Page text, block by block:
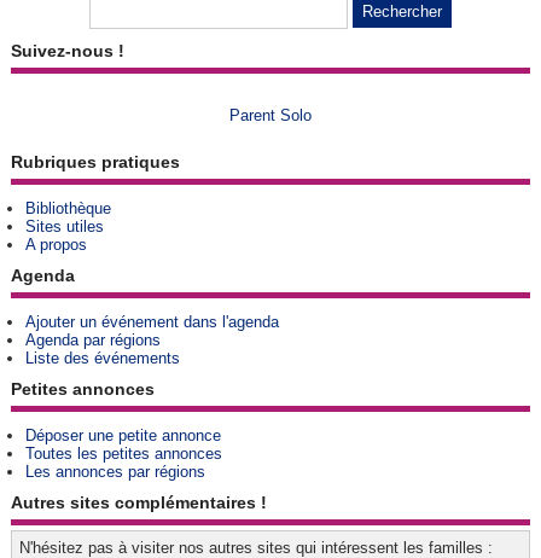
Suivez-nous !
Parent Solo
Rubriques pratiques
Bibliothèque
Sites utiles
A propos
Agenda
Ajouter un événement dans l'agenda
Agenda par régions
Liste des événements
Petites annonces
Déposer une petite annonce
Toutes les petites annonces
Les annonces par régions
Autres sites complémentaires !
N'hésitez pas à visiter nos autres sites qui intéressent les familles :